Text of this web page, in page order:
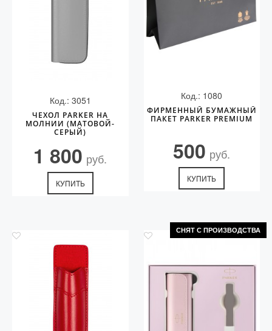
Код.: 3051
ЧЕХОЛ PARKER НА
МОЛНИИ (МАТОВОЙ-
СЕРЫЙ)
1 800 руб.
КУПИТЬ
Код.: 1080
ФИРМЕННЫЙ БУМАЖНЫЙ
ПАКЕТ PARKER PREMIUM
500 руб.
КУПИТЬ
СНЯТ С ПРОИЗВОДСТВА